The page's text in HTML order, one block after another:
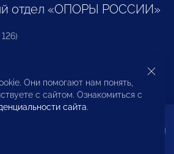
отдел «ОПОРЫ РОССИИ»
прав предпринимателей и
Они помогают нам понять,
с сайтом. Ознакомиться с
сайта.